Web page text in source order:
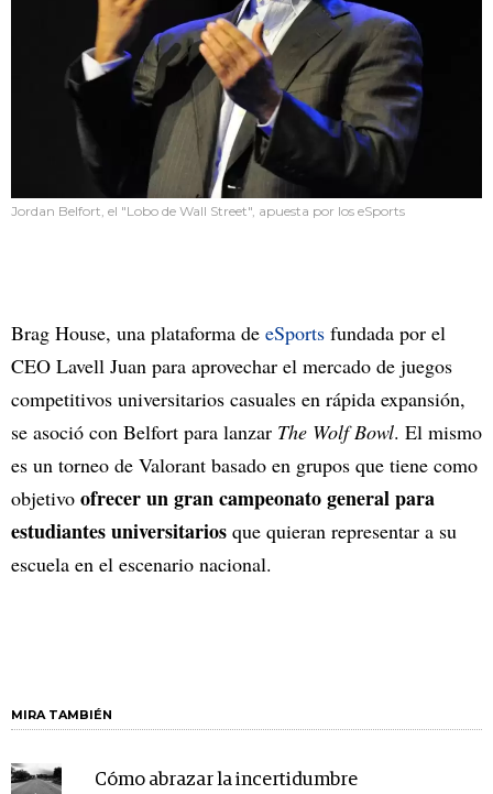
Jordan Belfort, el "Lobo de Wall Street", apuesta por los eSports
Brag House, una plataforma de eSports fundada por el
CEO Lavell Juan para aprovechar el mercado de juegos
competitivos universitarios casuales en rápida expansión,
se asoció con Belfort para lanzar The Wolf Bowl. El mismo
es un torneo de Valorant basado en grupos que tiene como
objetivo ofrecer un gran campeonato general para
estudiantes universitarios que quieran representar a su
escuela en el escenario nacional.
MIRA TAMBIÉN
Cómo abrazar la incertidumbre